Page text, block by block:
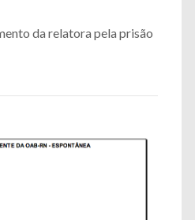
da relatora pela prisão